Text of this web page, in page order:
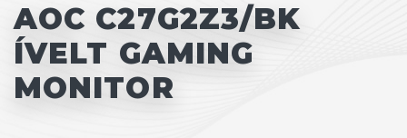
AOC C27G2Z3/BK
ÍVELT GAMING
MONITOR